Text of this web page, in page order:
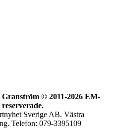
© 2011-2026 EM-
Sverige AB. Västra
Telefon: 079-3395109